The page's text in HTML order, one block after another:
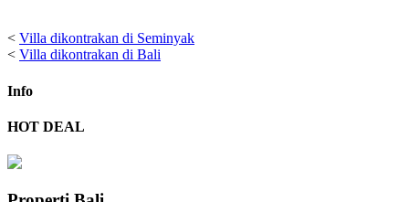
< Villa dikontrakan di Seminyak
< Villa dikontrakan di Bali
Info
HOT DEAL